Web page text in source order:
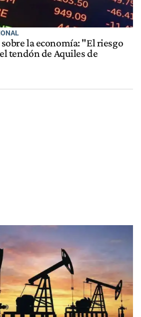
la economía: "El riesgo
tendón de Aquiles de